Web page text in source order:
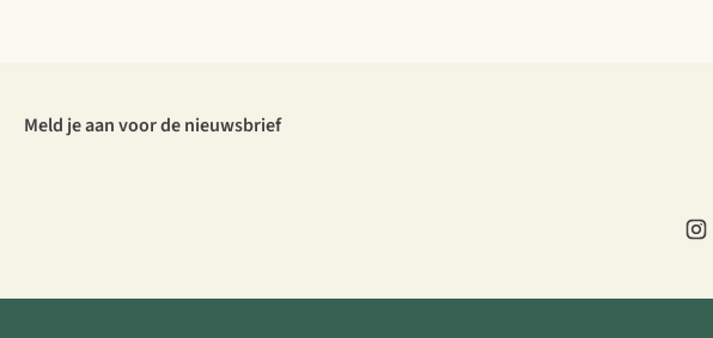
Meld je aan voor de nieuwsbrief